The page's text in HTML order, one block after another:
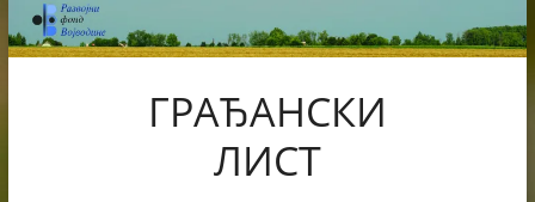
Skip
to
content
ГРАЂАНСКИ
ЛИСТ